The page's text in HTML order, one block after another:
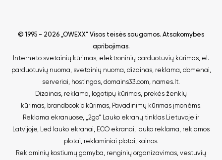
© 1995 - 2026 „OWEXX“ Visos teisės saugomos. Atsakomybės
apribojimas.
Interneto svetainių kūrimas elektroninių parduotuvių kūrimas el.
parduotuvių nuoma svetainių nuoma dizainas, reklama domenai
serveriai hostingas domains33.com names.lt.
Dizainas, reklama
logotipų kūrimas prekės ženklų
kūrimas, brandbook'o kūrimas, Pavadinimų kūrimas įmonėms.
Reklama ekranuose
„2go“ Lauko ekranų tinklas Lietuvoje ir
Latvijoje
Led lauko ekranai ECO ekranai lauko reklama reklamos
plotai reklaminiai plotai kainos.
Reklaminių kostiumų gamyba renginių organizavimas vestuvių